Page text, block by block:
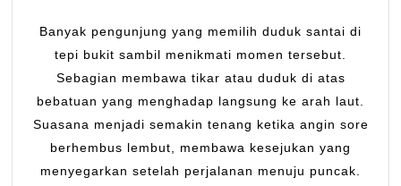
Banyak pengunjung yang memilih duduk santai di
tepi bukit sambil menikmati momen tersebut.
Sebagian membawa tikar atau duduk di atas
bebatuan yang menghadap langsung ke arah laut.
Suasana menjadi semakin tenang ketika angin sore
berhembus lembut, membawa kesejukan yang
menyegarkan setelah perjalanan menuju puncak.